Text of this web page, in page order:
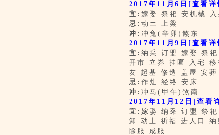
2017年11月6日 [查看
宜: 嫁娶 祭祀 安机械
忌: 动土 上梁
冲: 冲兔(辛卯)煞东
2017年11月9日 [查看
宜: 纳采 订盟 嫁娶 祭
开市 立券 挂匾 入宅
友 起基 修造 盖屋 安葬
忌: 作灶 经络 安床
冲: 冲马(甲午)煞南
2017年11月12日 [查看
宜: 嫁娶 纳采 订盟 祭
卸 动土 祈福 进人口
除服 成服